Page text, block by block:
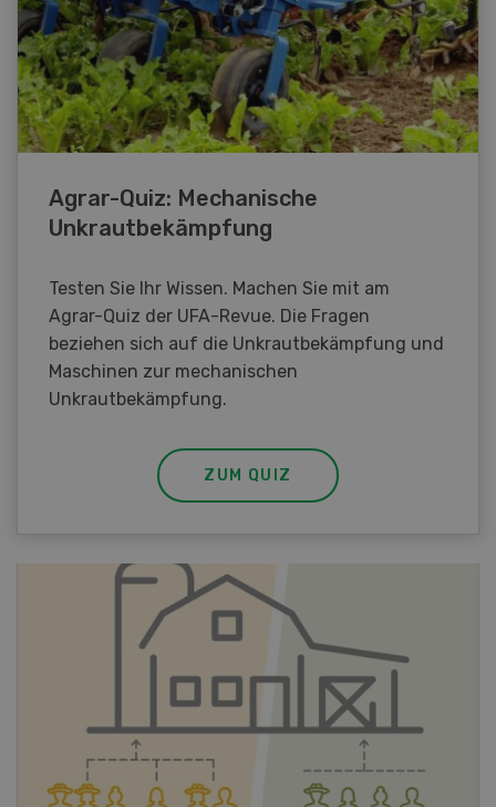
Agrar-Quiz: Mechanische
Unkrautbekämpfung
Testen Sie Ihr Wissen. Machen Sie mit am
Agrar-Quiz der UFA-Revue. Die Fragen
beziehen sich auf die Unkrautbekämpfung und
Maschinen zur mechanischen
Unkrautbekämpfung.
ZUM QUIZ